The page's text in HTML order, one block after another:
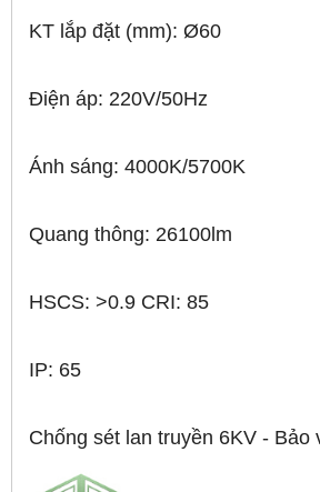
KT lắp đặt (mm): Ø60
Điện áp: 220V/50Hz
Ánh sáng: 4000K/5700K
Quang thông: 26100lm
HSCS: >0.9 CRI: 85
IP: 65
Chống sét lan truyền 6KV - Bảo